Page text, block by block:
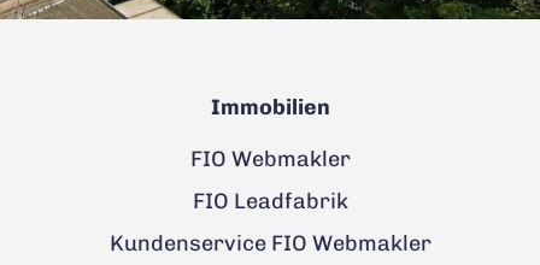
Immobilien
FIO Webmakler
FIO Leadfabrik
Kundenservice FIO Webmakler